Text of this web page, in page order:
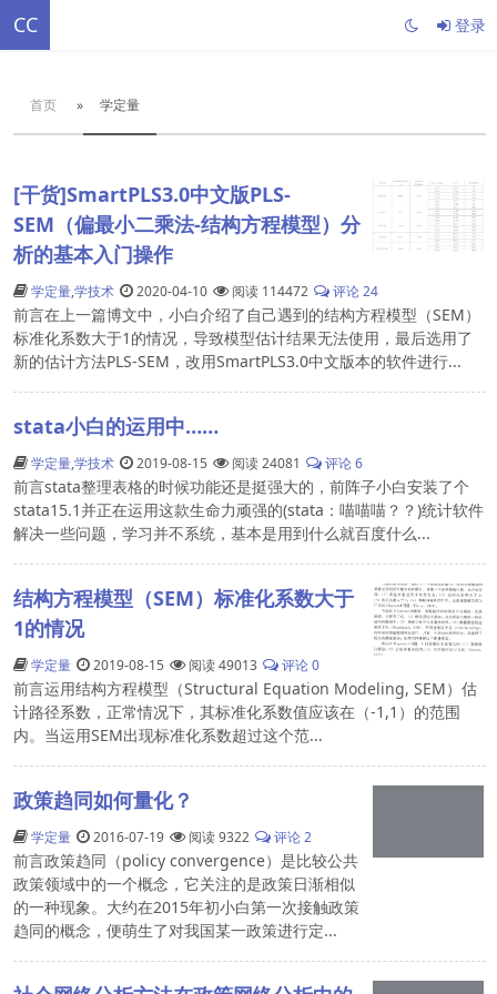
CC 登录
首页 » 学定量
[干货]SmartPLS3.0中文版PLS-
SEM（偏最小二乘法-结构方程模型）分
析的基本入门操作
学定量,学技术 2020-04-10 阅读 114472 评论 24
前言在上一篇博文中，小白介绍了自己遇到的结构方程模型（SEM）
标准化系数大于1的情况，导致模型估计结果无法使用，最后选用了
新的估计方法PLS-SEM，改用SmartPLS3.0中文版本的软件进行...
stata小白的运用中……
学定量,学技术 2019-08-15 阅读 24081 评论 6
前言stata整理表格的时候功能还是挺强大的，前阵子小白安装了个
stata15.1并正在运用这款生命力顽强的(stata：喵喵喵？？)统计软件
解决一些问题，学习并不系统，基本是用到什么就百度什么...
结构方程模型（SEM）标准化系数大于
1的情况
学定量 2019-08-15 阅读 49013 评论 0
前言运用结构方程模型（Structural Equation Modeling, SEM）估
计路径系数，正常情况下，其标准化系数值应该在（-1,1）的范围
内。当运用SEM出现标准化系数超过这个范...
政策趋同如何量化？
学定量 2016-07-19 阅读 9322 评论 2
前言政策趋同（policy convergence）是比较公共
政策领域中的一个概念，它关注的是政策日渐相似
的一种现象。大约在2015年初小白第一次接触政策
趋同的概念，便萌生了对我国某一政策进行定...